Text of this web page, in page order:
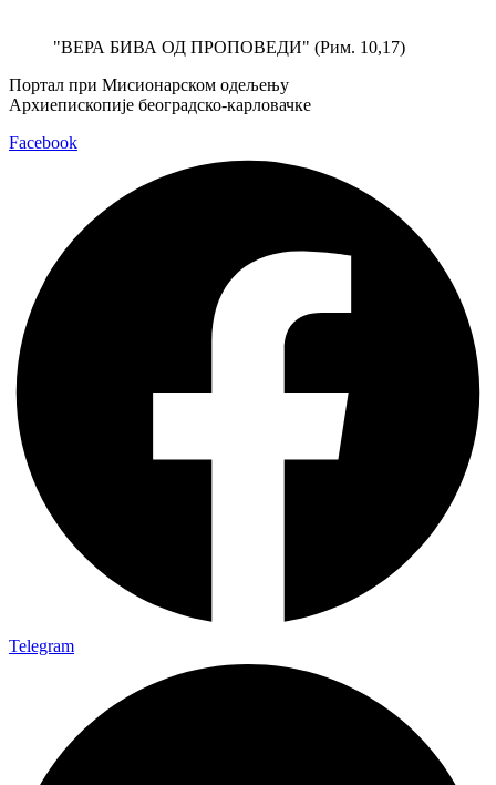
"ВЕРА БИВА ОД ПРОПОВЕДИ" (Рим. 10,17)
Портал при Мисионарском одељењу
Архиепископије београдско-карловачке
Facebook
Telegram